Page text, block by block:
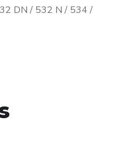
DN / 532 N / 534 /